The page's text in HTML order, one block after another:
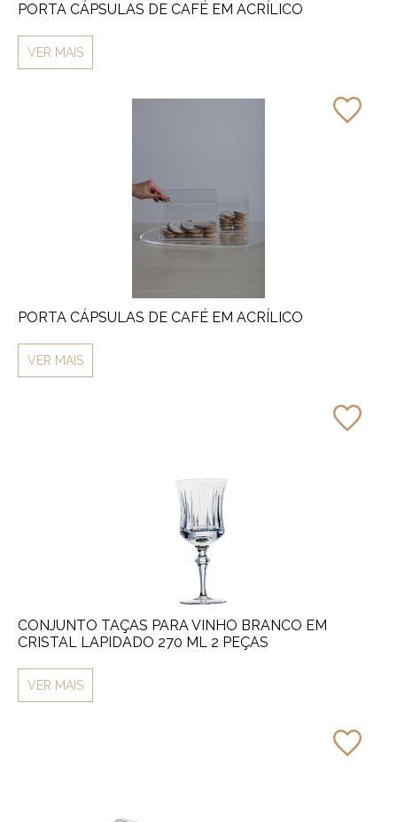
PORTA CÁPSULAS DE CAFÉ EM ACRÍLICO
VER MAIS
PORTA CÁPSULAS DE CAFÉ EM ACRÍLICO
VER MAIS
CONJUNTO TAÇAS PARA VINHO BRANCO EM
CRISTAL LAPIDADO 270 ML 2 PEÇAS
VER MAIS